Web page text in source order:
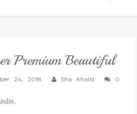
Premium Beautiful
24, 2018 Sha Khalid
0